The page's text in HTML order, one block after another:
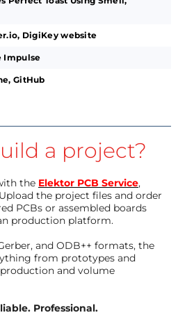
DigiKey website
Impulse
GitHub
a project?
the Elektor PCB Service,
the project files and order
PCBs or assembled boards
production platform.
and ODB++ formats, the
from prototypes and
and volume
Professional.